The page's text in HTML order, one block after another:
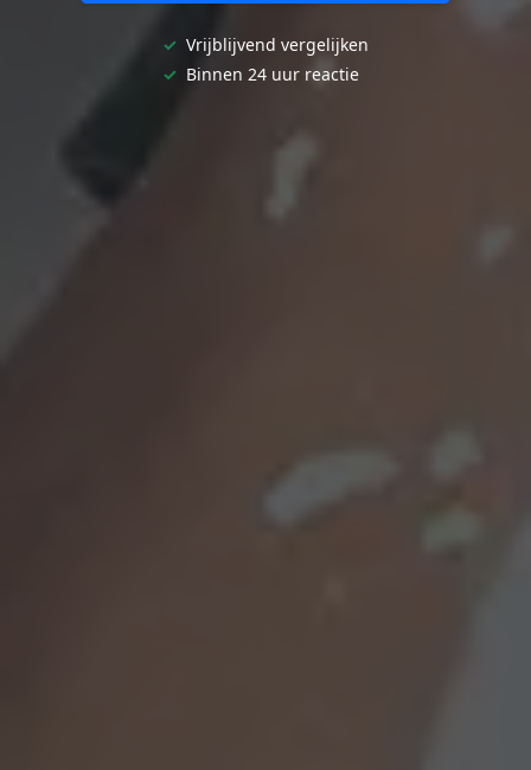
✓ Vrijblijvend vergelijken
✓ Binnen 24 uur reactie